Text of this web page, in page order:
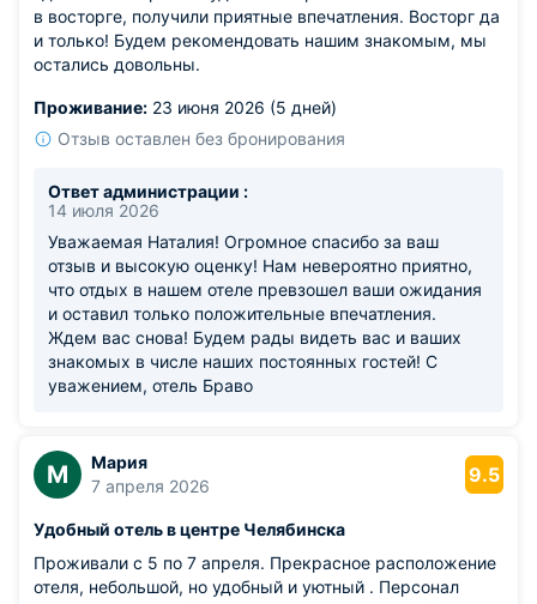
в восторге, получили приятные впечатления. Восторг да
и только! Будем рекомендовать нашим знакомым, мы
остались довольны.
Проживание: 23 июня 2026 (5 дней)
Отзыв оставлен без бронирования
Ответ администрации :
14 июля 2026
Уважаемая Наталия! Огромное спасибо за ваш
отзыв и высокую оценку! Нам невероятно приятно,
что отдых в нашем отеле превзошел ваши ожидания
и оставил только положительные впечатления.
Ждем вас снова! Будем рады видеть вас и ваших
знакомых в числе наших постоянных гостей! С
уважением, отель Браво
М
Мария
7 апреля 2026
9.5
Удобный отель в центре Челябинска
Проживали с 5 по 7 апреля. Прекрасное расположение
отеля, небольшой, но удобный и уютный . Персонал